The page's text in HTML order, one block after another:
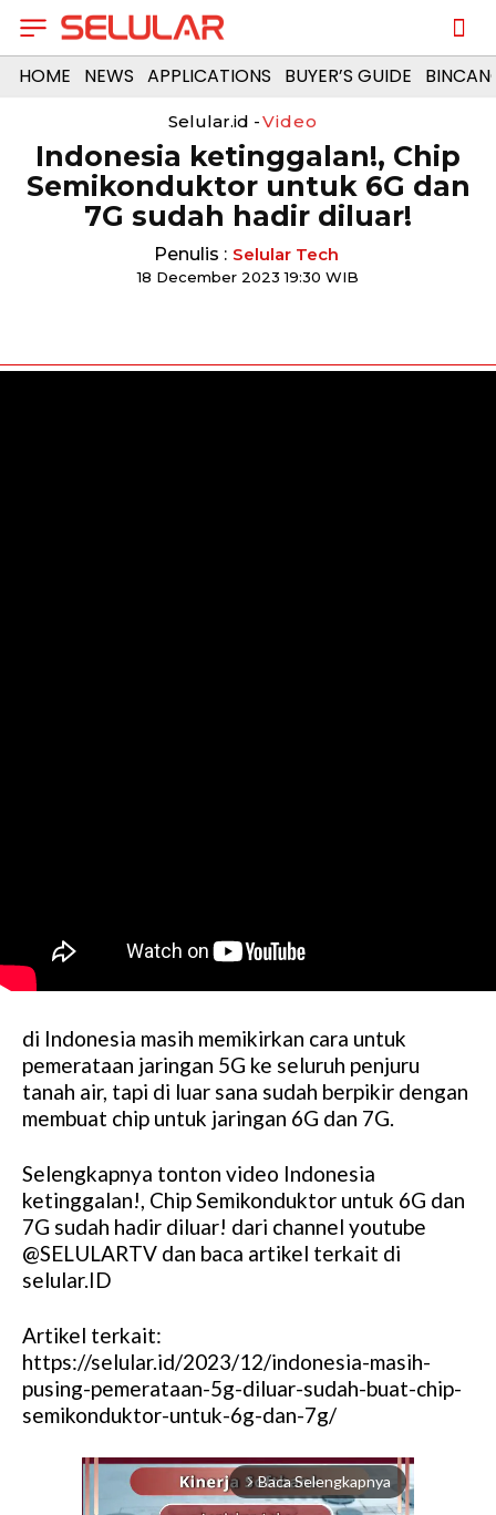
HOME NEWS APPLICATIONS BUYER’S GUIDE
Selular.id -Video
Indonesia ketinggalan!, Chip
Semikonduktor untuk 6G dan
7G sudah hadir diluar!
Penulis : Selular Tech
18 December 2023 19:30 WIB
di Indonesia masih memikirkan cara untuk
pemerataan jaringan 5G ke seluruh penjuru
tanah air, tapi di luar sana sudah berpikir dengan
membuat chip untuk jaringan 6G dan 7G.
Selengkapnya tonton video Indonesia
ketinggalan!, Chip Semikonduktor untuk 6G dan
7G sudah hadir diluar! dari channel youtube
@SELULARTV dan baca artikel terkait di
selular.ID
Artikel terkait:
https://selular.id/2023/12/indonesia-masih-
pusing-pemerataan-5g-diluar-sudah-buat-chip-
semikonduktor-untuk-6g-dan-7g/
arrow_forward_ios Baca Selengkapnya